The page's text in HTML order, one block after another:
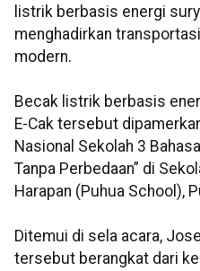
listrik berbasis energi
menghadirkan
modern.
Becak listrik berbasis
E-Cak tersebut
Nasional Sekolah 3
Tanpa Perbedaan” di
Harapan (Puhua School),
Ditemui di sela acara,
tersebut berangkat dari